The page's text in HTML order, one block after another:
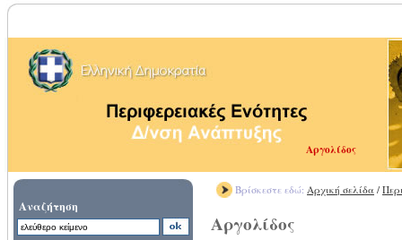
Αργολίδος
Αναζήτηση
Βρίσκεστε εδώ: Αρχική σελίδα /
Αργολίδος